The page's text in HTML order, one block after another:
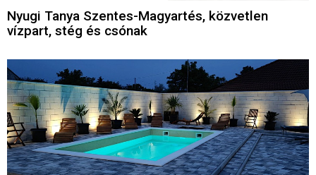
Nyugi Tanya Szentes-Magyartés, közvetlen
vízpart, stég és csónak